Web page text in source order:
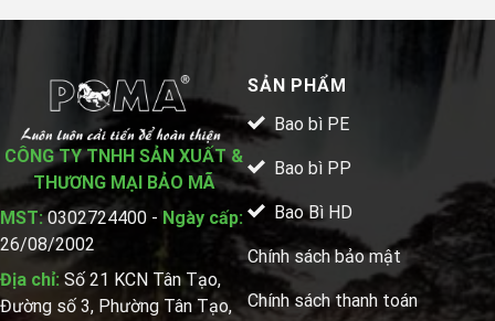
CÔNG TY TNHH SẢN XUẤT &
THƯƠNG MẠI BẢO MÃ
MST:0302724400 - Ngày cấp:
26/08/2002
Địa chỉ: Số 21 KCN Tân Tạo,
Đường số 3, Phường Tân Tạo,
SẢN PHẨM
Bao bì PE
Bao bì PP
Bao Bì HD
Chính sách bảo mật
Chính sách thanh toán